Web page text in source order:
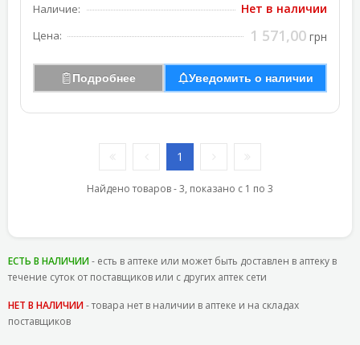
Наличие: Нет в наличии
Цена: 1 571,00 грн
Подробнее Уведомить о наличии
1
Найдено товаров - 3, показано с 1 по 3
ЕСТЬ В НАЛИЧИИ- есть в аптеке или может быть доставлен в аптеку в
течение суток от поставщиков или с других аптек сети
НЕТ В НАЛИЧИИ- товара нет в наличии в аптеке и на складах
поставщиков